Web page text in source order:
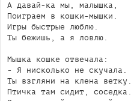
А давай-ка мы, малышка,
Поиграем в кошки-мышки.
Игры быстрые люблю.
Ты бежишь, а я ловлю.
Мышка кошке отвечала:
- Я нисколько не скучала.
Ты взгляни на клена ветку.
Птичка там сидит, соседка.